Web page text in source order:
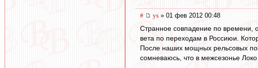
# ys » 01 фев 2012 00:48
Странное совпадение по времени,
вета по переходам в Россиюи.
После наших мощных рельсовых
сомневаюсь, что в межсезонье